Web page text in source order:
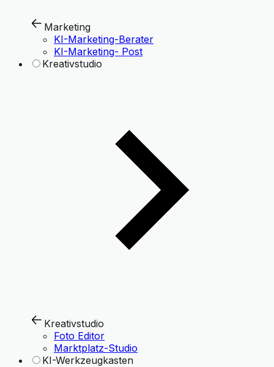
Marketing
KI-Marketing-Berater
KI-Marketing- Post
Kreativstudio
Kreativstudio
Foto Editor
Marktplatz-Studio
KI-Werkzeugkasten